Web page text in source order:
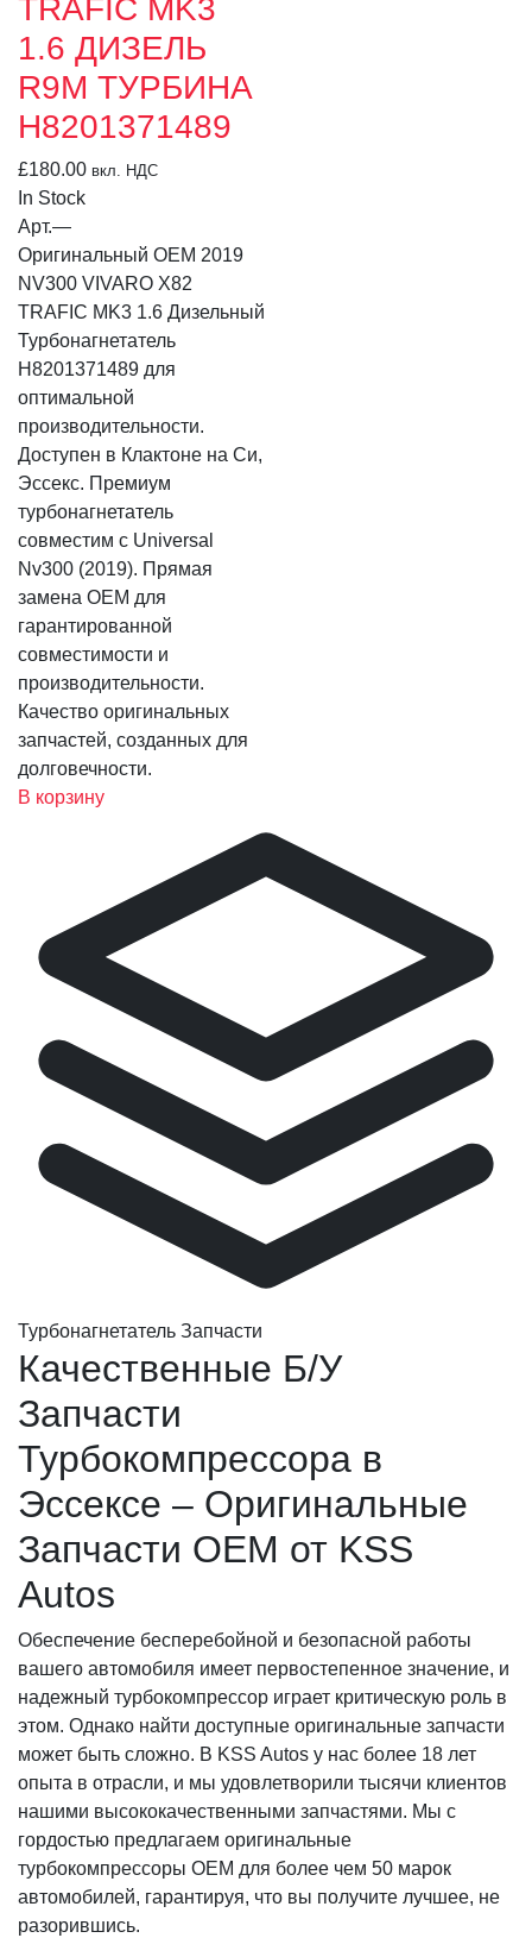
TRAFIC MK3
1.6 ДИЗЕЛЬ
R9M ТУРБИНА
H8201371489
£180.00 вкл. НДС
In Stock
Арт.—
Оригинальный OEM 2019
NV300 VIVARO X82
TRAFIC MK3 1.6 Дизельный
Турбонагнетатель
H8201371489 для
оптимальной
производительности.
Доступен в Клактоне на Си,
Эссекс. Премиум
турбонагнетатель
совместим с Universal
Nv300 (2019). Прямая
замена OEM для
гарантированной
совместимости и
производительности.
Качество оригинальных
запчастей, созданных для
долговечности.
В корзину
Турбонагнетатель Запчасти
Качественные Б/У
Запчасти
Турбокомпрессора в
Эссексе – Оригинальные
Запчасти OEM от KSS
Autos
Обеспечение бесперебойной и безопасной работы
вашего автомобиля имеет первостепенное значение, и
надежный турбокомпрессор играет критическую роль в
этом. Однако найти доступные оригинальные запчасти
может быть сложно. В KSS Autos у нас более 18 лет
опыта в отрасли, и мы удовлетворили тысячи клиентов
нашими высококачественными запчастями. Мы с
гордостью предлагаем оригинальные
турбокомпрессоры OEM для более чем 50 марок
автомобилей, гарантируя, что вы получите лучшее, не
разорившись.